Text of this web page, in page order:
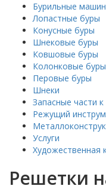
Бурильные
Лопастные буры
Конусные буры
Шнековые буры
Ковшовые буры
Колонковые буры
Перовые буры
Шнеки
Запасные части
Режущий
Услуги
Художественная
Решетки